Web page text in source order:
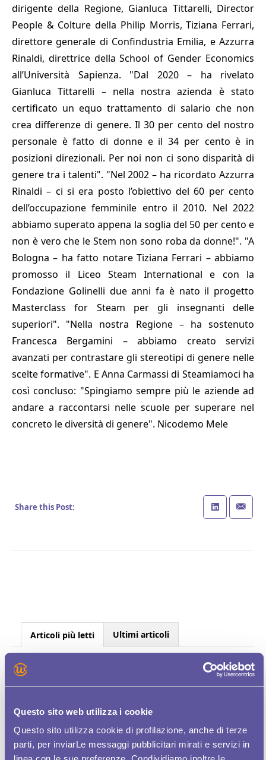
Questo sito web utilizza i cookie
Questo sito utilizza cookie di profilazione, anche di terze
parti, per inviarLe messaggi pubblicitari mirati e servizi in
dirigente della Regione, Gianluca Tittarelli, Director
People & Colture della Philip Morris, Tiziana Ferrari,
direttore generale di Confindustria Emilia, e Azzurra
Rinaldi, direttrice della School of Gender Economics
all’Università Sapienza. "Dal 2020 – ha rivelato
Gianluca Tittarelli – nella nostra azienda è stato
certificato un equo trattamento di salario che non
crea differenze di genere. Il 30 per cento del nostro
personale è fatto di donne e il 34 per cento è in
posizioni direzionali. Per noi non ci sono disparità di
genere tra i talenti". "Nel 2002 – ha ricordato Azzurra
Rinaldi – ci si era posto l’obiettivo del 60 per cento
dell’occupazione femminile entro il 2010. Nel 2022
abbiamo superato appena la soglia del 50 per cento e
non è vero che le Stem non sono roba da donne!". "A
Bologna – ha fatto notare Tiziana Ferrari – abbiamo
promosso il Liceo Steam International e con la
Fondazione Golinelli due anni fa è nato il progetto
Masterclass for Steam per gli insegnanti delle
superiori". "Nella nostra Regione – ha sostenuto
Francesca Bergamini – abbiamo creato servizi
avanzati per contrastare gli stereotipi di genere nelle
scelte formative". E Anna Carmassi di Steamiamoci ha
così concluso: "Spingiamo sempre più le aziende ad
andare a raccontarsi nelle scuole per superare nel
concreto le diversità di genere". Nicodemo Mele
Share this Post:
Articoli più letti Ultimi articoli
TIM LANCIA WOMEN PLUS, APP DEDICATA
ALLE DONNE PER CERCARE LAVORO
WOMEN PLUS
TIM LANCIA WOMEN PLUS, LA PRIMA APP
PER AIUTARE LE DONNE NELLA RICERCA...